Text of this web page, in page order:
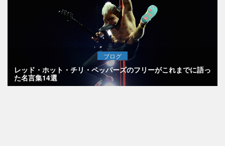
ブログ
レッド・ホット・チリ・ペッパーズのフリーがこれまでに語っ
た名言集14選